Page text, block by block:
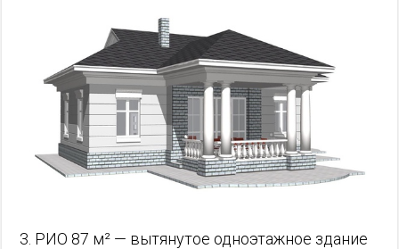
3. РИО 87 м² — вытянутое одноэтажное здание